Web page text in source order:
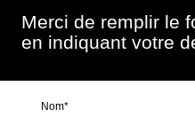
Merci de remplir le
en indiquant votre
Nom*